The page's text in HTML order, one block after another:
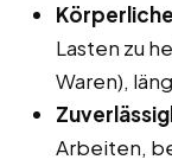
Lasten zu
Waren),
Arbeiten,